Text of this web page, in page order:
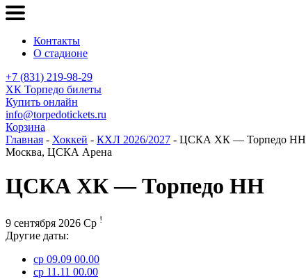
Контакты
О стадионе
+7 (831) 219-98-29
ХК Торпедо билеты
Купить онлайн
info@torpedotickets.ru
Корзина
Главная - Хоккей - КХЛ 2026/2027 - ЦСКА ХК — Торпедо НН
Москва, ЦСКА Арена
ЦСКА ХК — Торпедо НН
9 сентября 2026 Ср !
Другие даты:
ср 09.09 00.00
ср 11.11 00.00